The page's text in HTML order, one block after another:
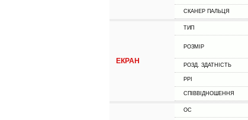
СКАНЕР ПАЛЬЦЯ
ЕКРАН
ТИП
РОЗМІР
РОЗД. ЗДАТНІСТЬ
PPI
СПІВВІДНОШЕННЯ
ОС